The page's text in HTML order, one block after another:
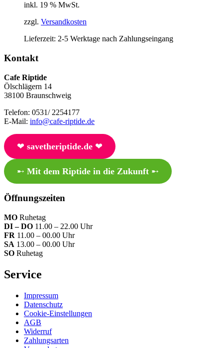
inkl. 19 % MwSt.
zzgl. Versandkosten
Lieferzeit: 2-5 Werktage nach Zahlungseingang
Kontakt
Cafe Riptide
Ölschlägern 14
38100 Braunschweig
Telefon: 0531/ 2254177
E-Mail: info@cafe-riptide.de
❤︎ savetheriptide.de❤︎
➸ Mit dem Riptide in die Zukunft➸
Öffnungszeiten
MO Ruhetag
DI – DO 11.00 – 22.00 Uhr
FR 11.00 – 00.00 Uhr
SA 13.00 – 00.00 Uhr
SO Ruhetag
Service
Impressum
Datenschutz
Cookie-Einstellungen
AGB
Widerruf
Zahlungsarten